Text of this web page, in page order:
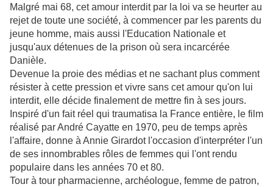
Malgré mai 68, cet amour interdit par la loi va se heurter au
rejet de toute une société, à commencer par les parents du
jeune homme, mais aussi l'Education Nationale et
jusqu'aux détenues de la prison où sera incarcérée
Danièle.
Devenue la proie des médias et ne sachant plus comment
résister à cette pression et vivre sans cet amour qu'on lui
interdit, elle décide finalement de mettre fin à ses jours.
Inspiré d'un fait réel qui traumatisa la France entière, le film
réalisé par André Cayatte en 1970, peu de temps après
l'affaire, donne à Annie Girardot l'occasion d'interpréter l'un
de ses innombrables rôles de femmes qui l'ont rendu
populaire dans les années 70 et 80.
Tour à tour pharmacienne, archéologue, femme de patron,